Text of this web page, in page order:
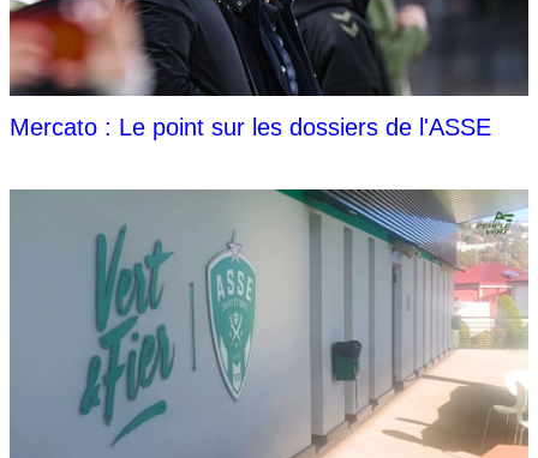
Mercato : Le point sur les dossiers de l'ASSE